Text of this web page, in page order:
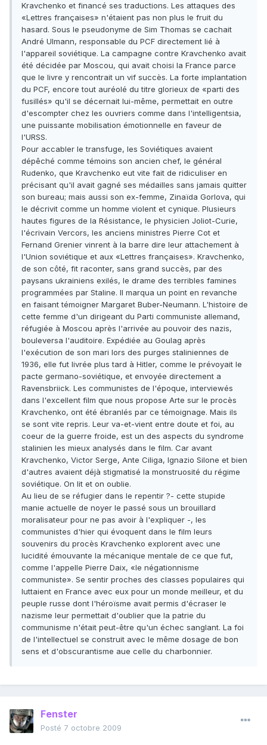
Kravchenko et financé ses traductions. Les attaques des
«Lettres françaises» n'étaient pas non plus le fruit du
hasard. Sous le pseudonyme de Sim Thomas se cachait
André Ulmann, responsable du PCF directement lié à
l'appareil soviétique. La campagne contre Kravchenko avait
été décidée par Moscou, qui avait choisi la France parce
que le livre y rencontrait un vif succès. La forte implantation
du PCF, encore tout auréolé du titre glorieux de «parti des
fusillés» qu'il se décernait lui-même, permettait en outre
d'escompter chez les ouvriers comme dans l'intelligentsia,
une puissante mobilisation émotionnelle en faveur de
l'URSS.
Pour accabler le transfuge, les Soviétiques avaient
dépêché comme témoins son ancien chef, le général
Rudenko, que Kravchenko eut vite fait de ridiculiser en
précisant qu'il avait gagné ses médailles sans jamais quitter
son bureau; mais aussi son ex-femme, Zinaïda Gorlova, qui
le décrivit comme un homme violent et cynique. Plusieurs
hautes figures de la Résistance, le physicien Joliot-Curie,
l'écrivain Vercors, les anciens ministres Pierre Cot et
Fernand Grenier vinrent à la barre dire leur attachement à
l'Union soviétique et aux «Lettres françaises». Kravchenko,
de son côté, fit raconter, sans grand succès, par des
paysans ukrainiens exilés, le drame des terribles famines
programmées par Staline. Il marqua un point en revanche
en faisant témoigner Margaret Buber-Neumann. L'histoire de
cette femme d'un dirigeant du Parti communiste allemand,
réfugiée à Moscou après l'arrivée au pouvoir des nazis,
bouleversa l'auditoire. Expédiée au Goulag après
l'exécution de son mari lors des purges staliniennes de
1936, elle fut livrée plus tard à Hitler, comme le prévoyait le
pacte germano-soviétique, et envoyée directement a
Ravensbriick. Les communistes de l'époque, interviewés
dans l'excellent film que nous propose Arte sur le procès
Kravchenko, ont été ébranlés par ce témoignage. Mais ils
se sont vite repris. Leur va-et-vient entre doute et foi, au
coeur de la guerre froide, est un des aspects du syndrome
stalinien les mieux analysés dans le film. Car avant
Kravchenko, Victor Serge, Ante Ciliga, Ignazio Silone et bien
d'autres avaient déjà stigmatisé la monstruosité du régime
soviétique. On lit et on oublie.
Au lieu de se réfugier dans le repentir ?- cette stupide
manie actuelle de noyer le passé sous un brouillard
moralisateur pour ne pas avoir à l'expliquer -, les
communistes d'hier qui évoquent dans le film leurs
souvenirs du procès Kravchenko explorent avec une
lucidité émouvante la mécanique mentale de ce que fut,
comme l'appelle Pierre Daix, «le négationnisme
communiste». Se sentir proches des classes populaires qui
luttaient en France avec eux pour un monde meilleur, et du
peuple russe dont l'héroïsme avait permis d'écraser le
nazisme leur permettait d'oublier que la patrie du
communisme n'était peut-être qu'un échec sanglant. La foi
de l'intellectuel se construit avec le même dosage de bon
sens et d'obscurantisme aue celle du charbonnier.
Fenster
Posté 7 octobre 2009